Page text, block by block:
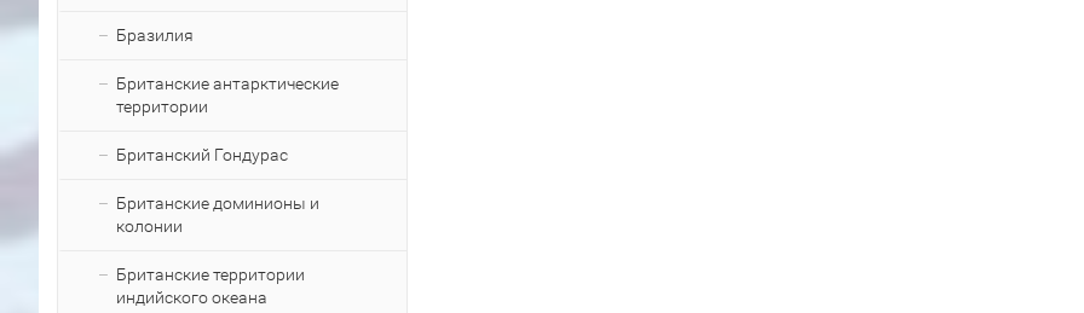
Бразилия
Британские антарктические
территории
Британский Гондурас
Британские доминионы и
колонии
Британские территории
индийского океана